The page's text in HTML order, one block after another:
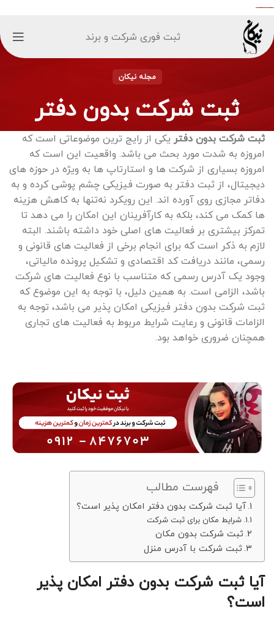
ثبت فوری شرکت و برند
مجله نیکان
ثبت شرکت بدون دفتر
ثبت شرکت بدون دفتریکی از رایج ترین موضوعاتی است که
امروزه به شدت مورد بحث می باشد. واقعیت این است که
امروزه بسیاری از شرکت ‌ها و استارتاپ‌ ها به ویژه در حوزه ‌های
دیجیتال، از ثبت دفتر به صورت فیزیکی چشم‌ پوشی کرده و به
دفاتر مجازی روی آورده‌ اند. این رویکرد نه‌تنها به کاهش هزینه‌
ها کمک می ‌کند، بلکه به کارآفرینان این امکان را می ‌دهد تا
تمرکز بیشتری بر فعالیت ‌های اصلی خود داشته باشند. البته
لازم به ذکر است که برای انجام برخی از فعالیت‌ های قانونی و
رسمی، مانند دریافت کد اقتصادی و تشکیل پرونده مالیاتی،
وجود یک آدرس رسمی که متناسب با نوع فعالیت ‌های شرکت
باشد، الزامی است. به همین دلیل، با توجه به این موضوع که
ثبت شرکت بدون دفتر فیزیکی امکان پذیر می باشد، توجه به
الزامات قانونی و رعایت شرایط مربوط به فعالیت ‌های تجاری
همچنان ضروری خواهد بود.
فهرست مطالب
آیا ثبت شرکت بدون دفتر امکان پذیر است؟
شرایط مکان برای ثبت شرکت
ثبت شرکت بدون مکان
ثبت شرکت با آدرس منزل
آیا ثبت شرکت بدون دفتر امکان پذیر
است؟